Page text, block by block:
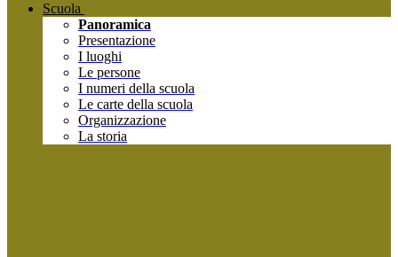
Scuola
Panoramica
Presentazione
I luoghi
Le persone
I numeri della scuola
Le carte della scuola
Organizzazione
La storia